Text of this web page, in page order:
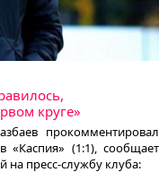
круге»
прокомментировал
«Каспия» (1:1), сообщает
на пресс-службу клуба: